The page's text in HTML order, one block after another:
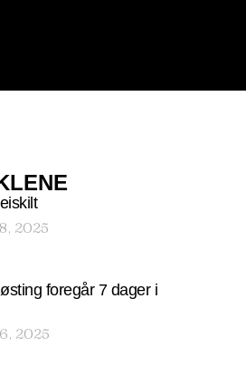
2025
foregår 7 dager i
2025